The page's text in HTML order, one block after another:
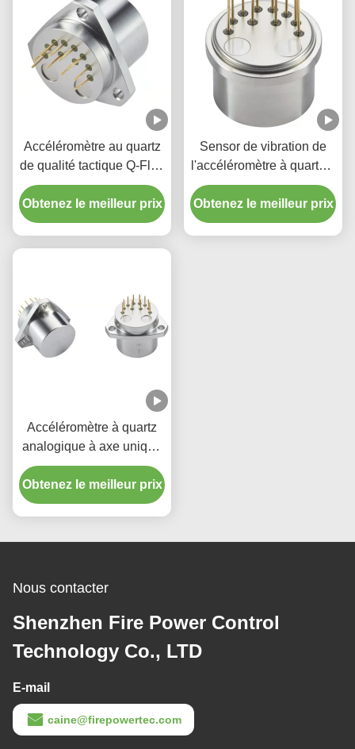
Accéléromètre au quartz
de qualité tactique Q-Flex
QA3000 Honeywell pour
l'aérospatiale et l'aviation
Obtenez le meilleur prix
Sensor de vibration de
l'accéléromètre à quartz à
axe unique Honeywell Q-
Flex QA-750
Obtenez le meilleur prix
Accéléromètre à quartz
analogique à axe unique
et flexible pour la mesure
pendant le forage
Obtenez le meilleur prix
Nous contacter
Shenzhen Fire Power Control
Technology Co., LTD
E-mail
caine@firepowertec.com